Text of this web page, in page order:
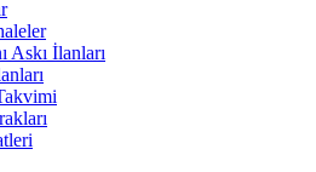
Askı İlanları